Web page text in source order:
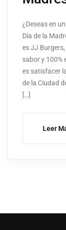
¿Deseas en
Día de la
es JJ
sabor y 100%
es satisfacer
de la Ciudad
[…]
Leer